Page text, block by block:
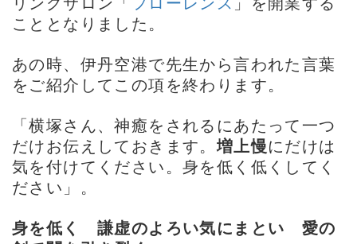
こととなりました。
あの時、伊丹空港で先生から言われた言葉
をご紹介してこの項を終わります。
「横塚さん、神癒をされるにあたって一つ
だけお伝えしておきます。増上慢にだけは
気を付けてください。身を低く低くしてく
ださい」。
身を低く 謙虚のよろい気にまとい 愛の